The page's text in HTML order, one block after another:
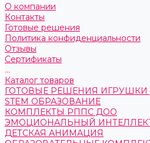
О компании
Контакты
Готовые решения
Политика конфиденциальности
Отзывы
Сертификаты
...
Каталог товаров
ГОТОВЫЕ РЕШЕНИЯ ИГРУШКИ
STEM ОБРАЗОВАНИЕ
КОМПЛЕКТЫ РППС ДОО
ЭМОЦИОНАЛЬНЫЙ
ДЕТСКАЯ АНИМАЦИЯ